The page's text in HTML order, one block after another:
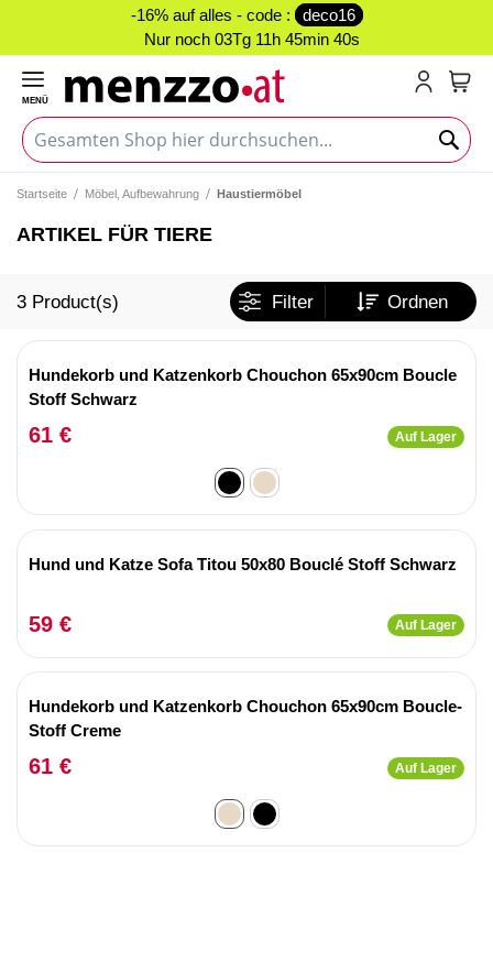
-16% auf alles - code :
deco16
Nur noch 03Tg 11h 45min 40s
MENÜ
Startseite Möbel, Aufbewahrung Haustiermöbel
ARTIKEL FÜR TIERE
3 Product(s) Filter Ordnen
Hundekorb und Katzenkorb Chouchon 65x90cm Boucle
Stoff Schwarz
61 € Auf Lager
Hund und Katze Sofa Titou 50x80 Bouclé Stoff Schwarz
59 € Auf Lager
Hundekorb und Katzenkorb Chouchon 65x90cm Boucle-
Stoff Creme
61 € Auf Lager